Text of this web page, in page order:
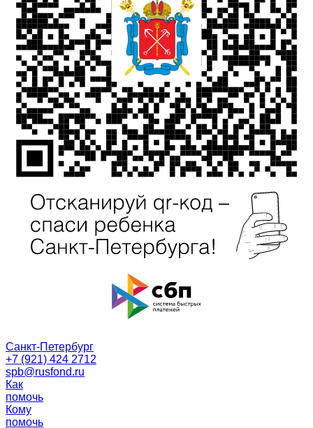
Санкт-Петербург
+7 (921) 424 2712
spb@rusfond.ru
Как
помочь
Кому
помочь